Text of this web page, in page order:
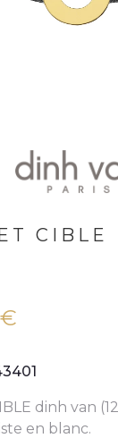
CIBLE
€
dinh van
en blanc.